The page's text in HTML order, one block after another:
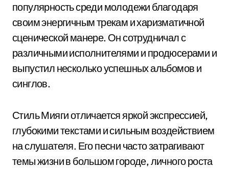
популярность среди молодежи благодаря
своим энергичным трекам и харизматичной
сценической манере. Он сотрудничал с
различными исполнителями и продюсерами и
выпустил несколько успешных альбомов и
синглов.
Стиль Мияги отличается яркой экспрессией,
глубокими текстами и сильным воздействием
на слушателя. Его песни часто затрагивают
темы жизни в большом городе, личного роста